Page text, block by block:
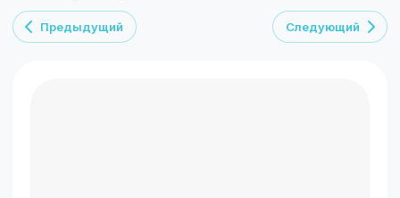
Предыдущий Следующий